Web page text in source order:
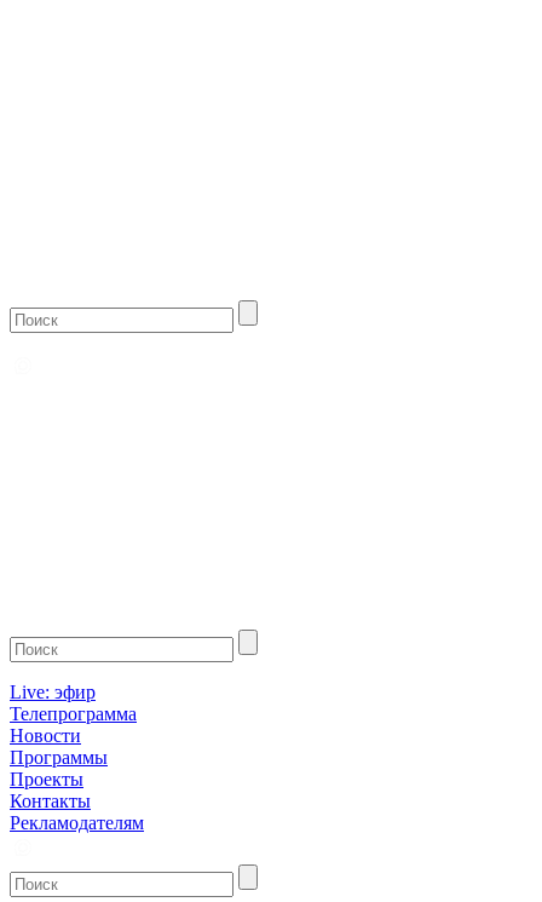
Live: эфир
Телепрограмма
Новости
Программы
Проекты
Контакты
Рекламодателям